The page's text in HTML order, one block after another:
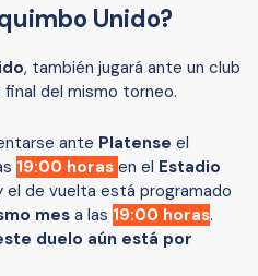
Unido?
, también jugará ante un club
del mismo torneo.
ante Platense el
19:00 horas en el Estadio
el de vuelta está programado
mes a las 19:00 horas.
duelo aún está por